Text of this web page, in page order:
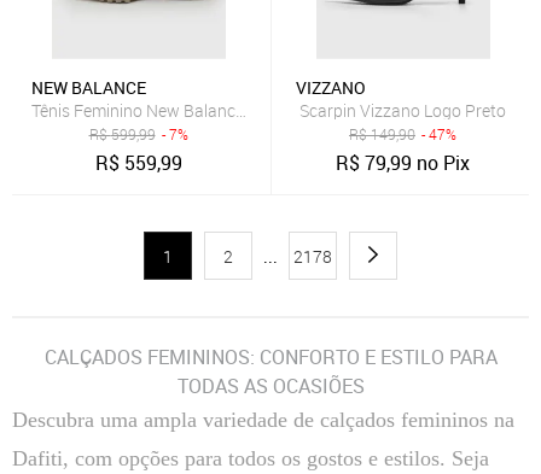
NEW BALANCE
Tênis Feminino New Balance 327v1 Marrom
R$599,99 - 7%
R$ 559,99
VIZZANO
Scarpin Vizzano Logo Preto
R$149,90 - 47%
R$79,99 no Pix
1 2 2178
CALÇADOS FEMININOS: CONFORTO E ESTILO PARA
TODAS AS OCASIÕES
Descubra uma ampla variedade de calçados femininos na
Dafiti, com opções para todos os gostos e estilos. Seja